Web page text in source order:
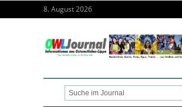
8. August 2026